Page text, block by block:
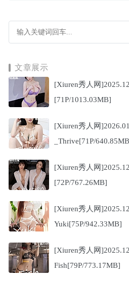
文章展示
[Xiuren秀人网
[71P/1013.03MB]
[Xiuren秀人网
_Thrive[71P/
[Xiuren秀人网
[72P/767.26MB]
[Xiuren秀人网
Yuki[75P/942.33MB]
[Xiuren秀人网
Fish[79P/773.17MB]